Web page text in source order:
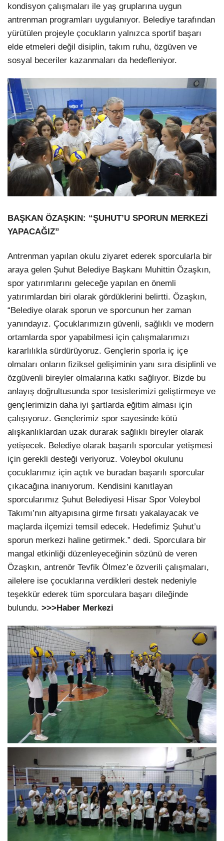
kondisyon çalışmaları ile yaş gruplarına uygun
antrenman programları uygulanıyor. Belediye tarafından
yürütülen projeyle çocukların yalnızca sportif başarı
elde etmeleri değil disiplin, takım ruhu, özgüven ve
sosyal beceriler kazanmaları da hedefleniyor.
BAŞKAN ÖZAŞKIN: “ŞUHUT’U SPORUN MERKEZİ
YAPACAĞIZ”
Antrenman yapılan okulu ziyaret ederek sporcularla bir
araya gelen Şuhut Belediye Başkanı Muhittin Özaşkın,
spor yatırımlarını geleceğe yapılan en önemli
yatırımlardan biri olarak gördüklerini belirtti. Özaşkın,
“Belediye olarak sporun ve sporcunun her zaman
yanındayız. Çocuklarımızın güvenli, sağlıklı ve modern
ortamlarda spor yapabilmesi için çalışmalarımızı
kararlılıkla sürdürüyoruz. Gençlerin sporla iç içe
olmaları onların fiziksel gelişiminin yanı sıra disiplinli ve
özgüvenli bireyler olmalarına katkı sağlıyor. Bizde bu
anlayış doğrultusunda spor tesislerimizi geliştirmeye ve
gençlerimizin daha iyi şartlarda eğitim alması için
çalışıyoruz. Gençlerimiz spor sayesinde kötü
alışkanlıklardan uzak durarak sağlıklı bireyler olarak
yetişecek. Belediye olarak başarılı sporcular yetişmesi
için gerekli desteği veriyoruz. Voleybol okulunu
çocuklarımız için açtık ve buradan başarılı sporcular
çıkacağına inanıyorum. Kendisini kanıtlayan
sporcularımız Şuhut Belediyesi Hisar Spor Voleybol
Takımı’nın altyapısına girme fırsatı yakalayacak ve
maçlarda ilçemizi temsil edecek. Hedefimiz Şuhut’u
sporun merkezi haline getirmek.” dedi. Sporculara bir
mangal etkinliği düzenleyeceğinin sözünü de veren
Özaşkın, antrenör Tevfik Ölmez’e özverili çalışmaları,
ailelere ise çocuklarına verdikleri destek nedeniyle
teşekkür ederek tüm sporculara başarı dileğinde
bulundu. >>>Haber Merkezi